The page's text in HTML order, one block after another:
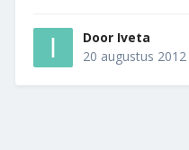
Door Iveta
20 augustus 2012